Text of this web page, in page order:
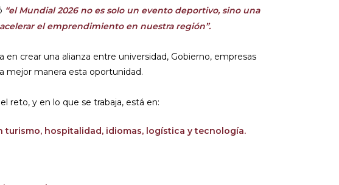
“el Mundial 2026 no es solo un evento deportivo, sino una
el emprendimiento en nuestra región”.
en crear una alianza entre universidad, Gobierno, empresas
mejor manera esta oportunidad.
reto, y en lo que se trabaja, está en:
turismo, hospitalidad, idiomas, logística y tecnología.